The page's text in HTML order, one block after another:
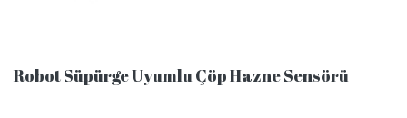
Robot Süpürge Uyumlu Çöp Hazne Sensörü